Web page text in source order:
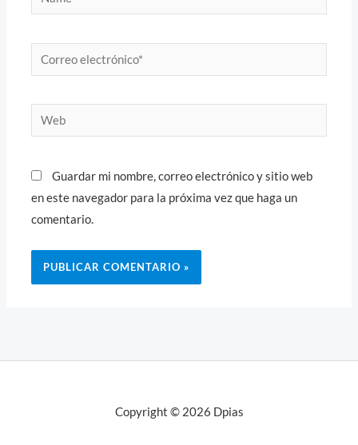
Correo
electrónico*
Web
Guardar mi nombre, correo electrónico y sitio web
en este navegador para la próxima vez que haga un
comentario.
Copyright © 2026 Dpias